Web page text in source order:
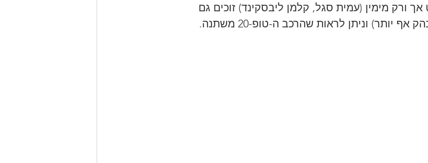
ורק מימין (עמית סגל, קלמן ליבסקינד) זוכים גם
יותר) וניתן לראות שהרכב ה-טופ-20 משתנה.